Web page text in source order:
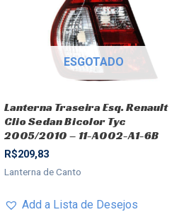
ESGOTADO
Lanterna Traseira Esq. Renault
Clio Sedan Bicolor Tyc
2005/2010 – 11-A002-A1-6B
R$209,83
Lanterna de Canto
Add a Lista de Desejos